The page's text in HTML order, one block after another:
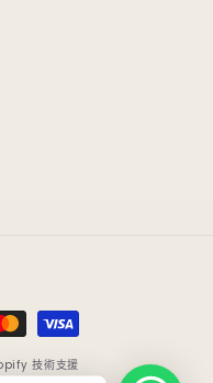
技術支援